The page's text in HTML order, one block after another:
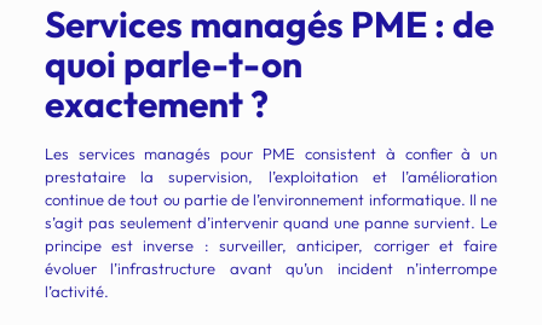
Services managés PME : de
quoi parle-t-on
exactement ?
Les services managés pour PME consistent à confier à un
prestataire la supervision, l’exploitation et l’amélioration
continue de tout ou partie de l’environnement informatique. Il ne
s’agit pas seulement d’intervenir quand une panne survient. Le
principe est inverse : surveiller, anticiper, corriger et faire
évoluer l’infrastructure avant qu’un incident n’interrompe
l’activité.